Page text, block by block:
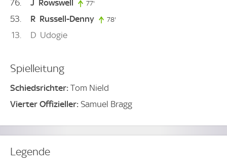
76 J Rowswell 77'
53 R Russell-Denny 78'
13 D Udogie
Spielleitung
Schiedsrichter: Tom Nield
Vierter Offizieller: Samuel Bragg
Legende